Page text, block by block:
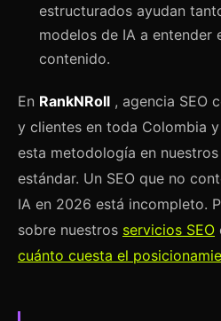
estructurados ayudan
modelos de IA a entender
contenido.
En RankNRoll , agencia SEO
y clientes en toda Colombia
esta metodología en
estándar. Un SEO que no
IA en 2026 está incompleto.
sobre nuestros servicios SEO
cuánto cuesta el